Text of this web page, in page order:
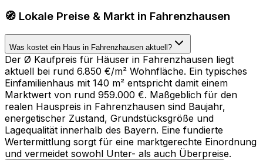
🧭 Lokale Preise & Markt in Fahrenzhausen
Was kostet ein Haus in Fahrenzhausen aktuell?
Der Ø Kaufpreis für Häuser in Fahrenzhausen liegt
aktuell bei rund 6.850 €/m² Wohnfläche. Ein typisches
Einfamilienhaus mit 140 m² entspricht damit einem
Marktwert von rund 959.000 €. Maßgeblich für den
realen Hauspreis in Fahrenzhausen sind Baujahr,
energetischer Zustand, Grundstücksgröße und
Lagequalität innerhalb des Bayern. Eine fundierte
Wertermittlung sorgt für eine marktgerechte Einordnung
und vermeidet sowohl Unter- als auch Überpreise.